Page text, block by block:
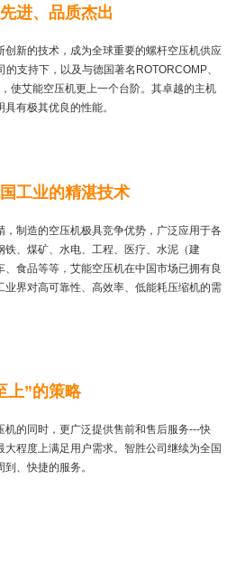
进、品质杰出
创新的技术，成为全球重要的螺杆空压机供应
支持下，以及与德国著名ROTORCOMP、
使艾能空压机更上一个台阶。其卓越的主机
有极其优良的性能。
工业的精湛技术
，制造的空压机极具竞争优势，广泛应用于各
铁、煤矿、水电、工程、医疗、水泥（建
、食品等等，艾能空压机在中国市场已拥有良
业界对高可靠性、高效率、低能耗压缩机的需
上”的策略
机的同时，更广泛提供售前和售后服务---快
大程度上满足用户需求。智胜公司继续为全国
、快捷的服务。